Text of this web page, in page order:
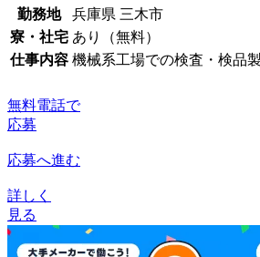
勤務地
兵庫県 三木市
寮・社宅 あり（無料）
仕事内容 機械系工場での検査・検品
無料電話で
応募
応募へ進む
詳しく
見る